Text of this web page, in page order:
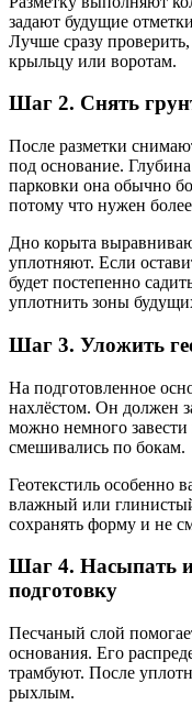
задают будущие
Лучше сразу
крыльцу или воротам.
Шаг 2. Снять
После разметки
под основание.
парковки она обычно
потому что нужен
Дно корыта
уплотняют. Если
будет постепенно
уплотнить зоны
Шаг 3. Уложить
На подготовленное
нахлёстом. Он должен
можно немного
смешивались по бокам.
Геотекстиль особенно
влажный или
сохранять форму и не
Шаг 4. Насыпать
подготовку
Песчаный слой
основания. Его
трамбуют. После
рыхлым.